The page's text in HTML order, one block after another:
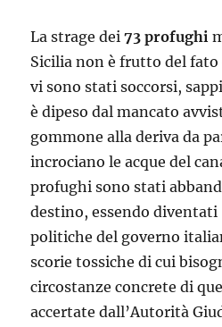
La strage dei73 profughi
Sicilia non è frutto del fato
vi sono stati soccorsi,
è dipeso dal mancato
gommone alla deriva da
incrociano le acque del
profughi sono stati
destino, essendo
politiche del governo
scorie tossiche di cui
circostanze concrete di
accertate dall’Autorità